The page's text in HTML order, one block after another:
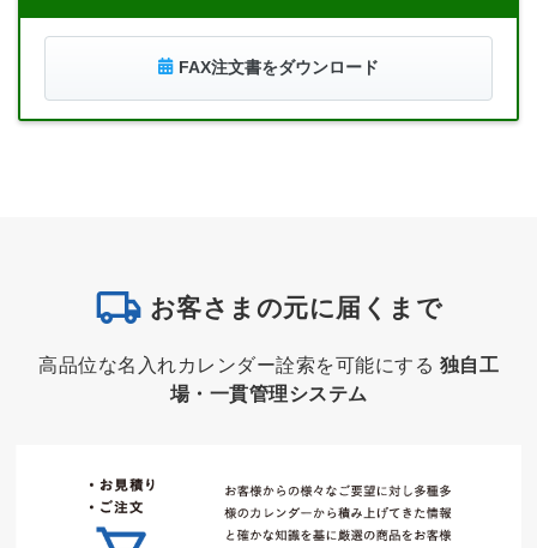
FAX注文書をダウンロード
お客さまの元に届くまで
高品位な名入れカレンダー詮索を可能にする 独自工
場・一貫管理システム